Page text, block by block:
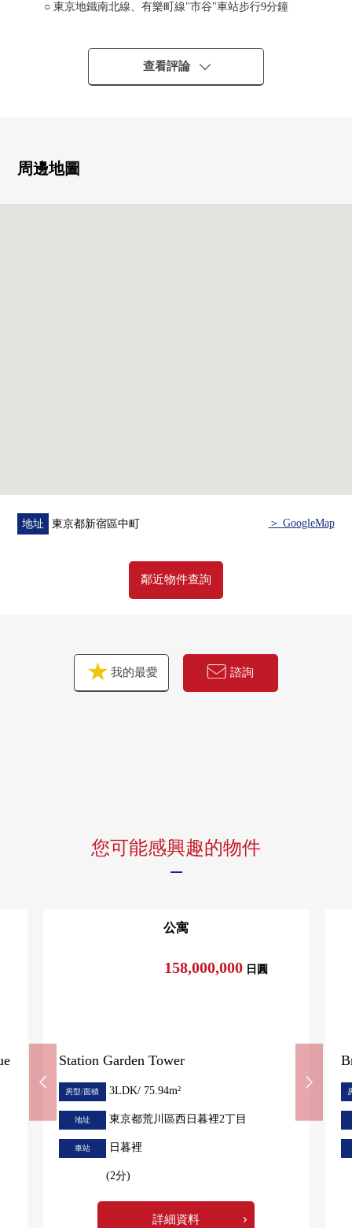
○ 東京地鐵南北線、有樂町線"市谷"車站步行9分鐘
■Mansion、住戸部分的特徴
○ 從屬於地上4層的地下1樓的/1樓部分
○ 房型：2LDK
查看評論
周邊地圖
地址 東京都新宿區中町 ＞ GoogleMap
鄰近物件查詢
我的最愛 諮詢
您可能感興趣的物件
公寓
Station Garden Tower
158,000,000 日圓
房型/面積 3LDK/ 75.94m²
地址 東京都荒川區西日暮裡2丁目
車站 日暮裡
(2分)
詳細資料